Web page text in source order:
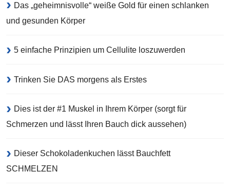
Das „geheimnisvolle“ weiße Gold für einen schlanken
und gesunden Körper
5 einfache Prinzipien um Cellulite loszuwerden
Trinken Sie DAS morgens als Erstes
Dies ist der #1 Muskel in Ihrem Körper (sorgt für
Schmerzen und lässt Ihren Bauch dick aussehen)
Dieser Schokoladenkuchen lässt Bauchfett
SCHMELZEN